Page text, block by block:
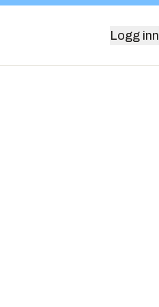
Logg inn